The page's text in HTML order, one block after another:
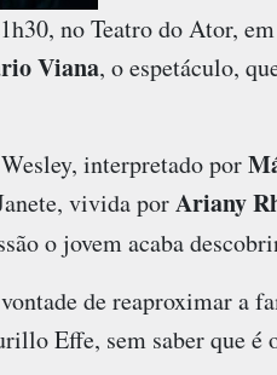
no Teatro do Ator,
Viana, o espetáculo,
interpretado por
vivida porAriany
o jovem acaba
de reaproximar a
Effe, sem saber que é